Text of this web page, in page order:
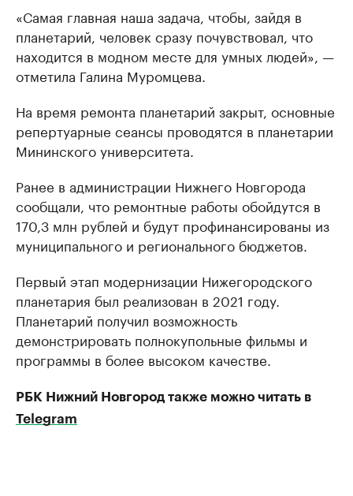
«Самая главная наша задача, чтобы, зайдя в
планетарий, человек сразу почувствовал, что
находится в модном месте для умных людей», —
отметила Галина Муромцева.
На время ремонта планетарий закрыт, основные
репертуарные сеансы проводятся в планетарии
Мининского университета.
Ранее в администрации Нижнего Новгорода
сообщали, что ремонтные работы обойдутся в
170,3 млн рублей и будут профинансированы из
муниципального и регионального бюджетов.
Первый этап модернизации Нижегородского
планетария был реализован в 2021 году.
Планетарий получил возможность
демонстрировать полнокупольные фильмы и
программы в более высоком качестве.
РБК Нижний Новгород также можно читать в
Telegram